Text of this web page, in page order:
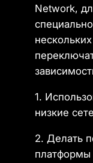
Network,
1.
низкие
2. Делать